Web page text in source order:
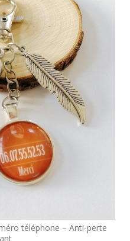
téléphone – Anti-perte